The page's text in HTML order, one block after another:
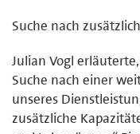
Suche nach
Julian Vogl
Suche nach einer
unseres
zusätzliche